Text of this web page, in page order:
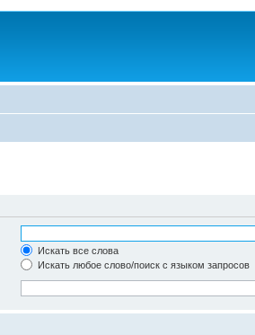
Искать все слова
Искать любое слово/поиск с языком запросов